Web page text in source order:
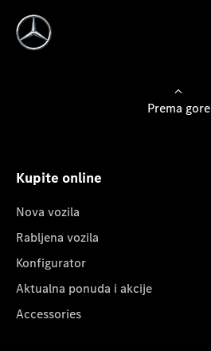
Prema gore
Kupite online
Nova vozila
Rabljena vozila
Konfigurator
Aktualna ponuda i akcije
Accessories